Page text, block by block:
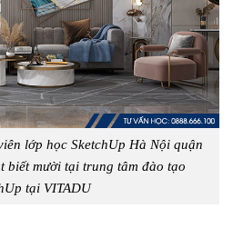
lớp học SketchUp Hà Nội quận
biết mười tại trung tâm đào tạo
tại VITADU